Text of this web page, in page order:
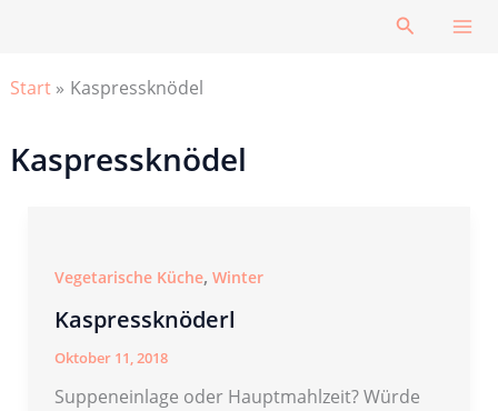
Suchen
Start Kaspressknödel
Kaspressknödel
Vegetarische Küche, Winter
Kaspressknöderl
Oktober 11, 2018
Suppeneinlage oder Hauptmahlzeit? Würde